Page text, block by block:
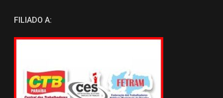
FILIADO A: